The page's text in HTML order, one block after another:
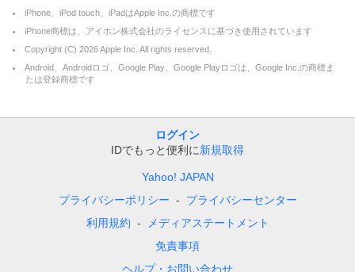
iPhone、iPod touch、iPadはApple Inc.の商標です
iPhone商標は、アイホン株式会社のライセンスに基づき使用されています
Copyright (C) 2026Apple Inc. All rights reserved.
Android、Androidロゴ、Google Play、Google Playロゴは、Google Inc.の商標ま
たは登録商標です
ログイン
IDでもっと便利に新規取得
Yahoo! JAPAN
プライバシーポリシー
プライバシーセンター
利用規約
メディアステートメント
免責事項
ヘルプ・お問い合わせ